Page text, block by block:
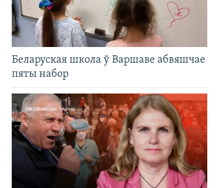
Беларуская школа ў Варшаве абвяшчае
пяты набор